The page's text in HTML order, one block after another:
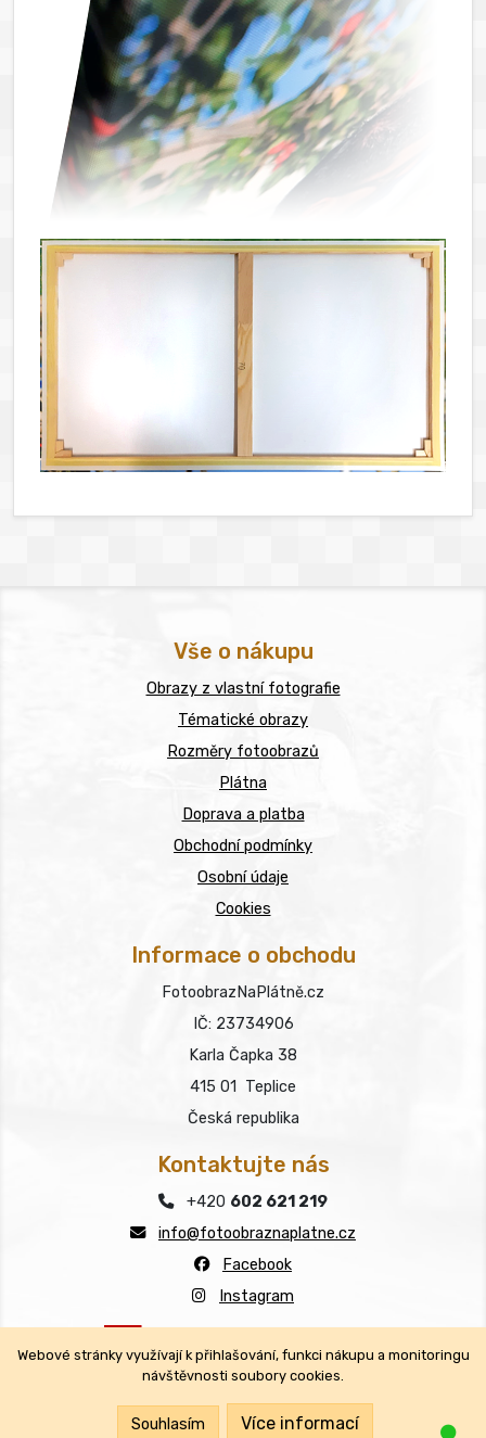
Kontaktujte nás
+420 602 621 219
info@fotoobraznaplatne.cz
Facebook
Instagram
Všechna práva vyhrazena.
Vše o nákupu
Obrazy z vlastní fotografie
Tématické obrazy
Rozměry fotoobrazů
Plátna
Doprava a platba
Obchodní podmínky
Osobní údaje
Cookies
Informace o obchodu
FotoobrazNaPlátně.cz
IČ: 23734906
Karla Čapka 38
415 01 Teplice
Česká republika
Webové stránky využívají k přihlašování, funkci nákupu a monitoringu
návštěvnosti soubory cookies.
Souhlasím Více informací